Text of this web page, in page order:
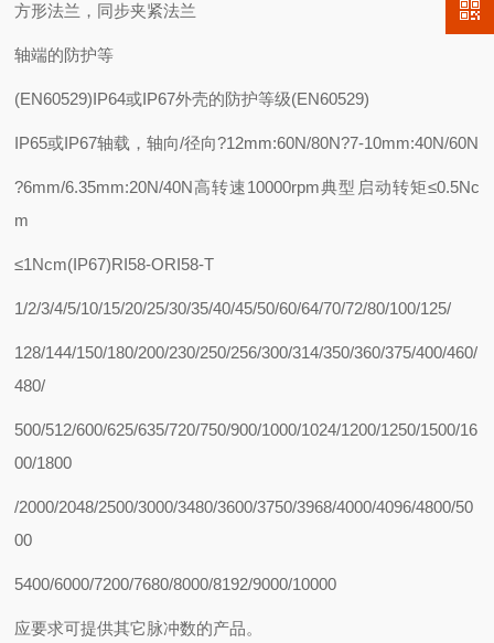
方形法兰，同步夹紧法兰
轴端的防护等
(EN60529)IP64或IP67外壳的防护等级(EN60529)
IP65或IP67轴载，轴向/径向?12mm:60N/80N?7-10mm:40N/60N
?6mm/6.35mm:20N/40N高转速10000rpm典型启动转矩≤0.5Nc
m
≤1Ncm(IP67)RI58-ORI58-T
1/2/3/4/5/10/15/20/25/30/35/40/45/50/60/64/70/72/80/100/125/
128/144/150/180/200/230/250/256/300/314/350/360/375/400/460/
480/
500/512/600/625/635/720/750/900/1000/1024/1200/1250/1500/16
00/1800
/2000/2048/2500/3000/3480/3600/3750/3968/4000/4096/4800/50
00
5400/6000/7200/7680/8000/8192/9000/10000
应要求可提供其它脉冲数的产品。